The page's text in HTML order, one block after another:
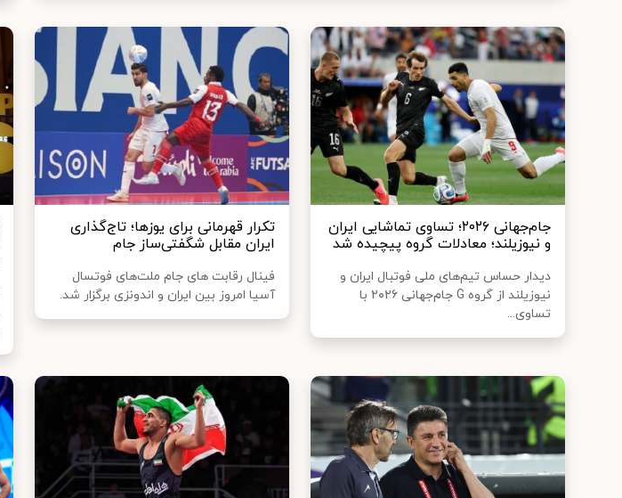
جام‌جهانی ۲۰۲۶؛ تساوی تماشایی ایران
و نیوزیلند؛ معادلات گروه پیچیده شد
دیدار حساس تیم‌های ملی فوتبال ایران و
نیوزیلند از گروه G جام‌جهانی ۲۰۲۶ با
تساوی...
تکرار قهرمانی برای یوزها؛ تاج‌گذاری
ایران مقابل شگفتی‌ساز جام
فینال رقابت های جام ملت‌های فوتسال
آسیا امروز بین ایران و اندونزی برگزار شد.